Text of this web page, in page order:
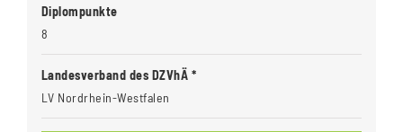
Diplompunkte
8
Landesverband des DZVhÄ *
LV Nordrhein-Westfalen